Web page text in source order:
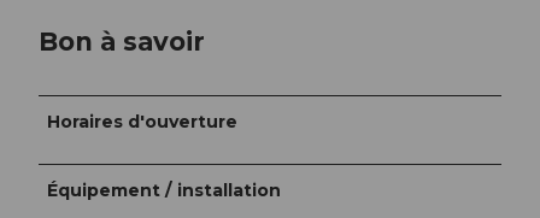
Bon à savoir
Horaires d'ouverture
Équipement / installation